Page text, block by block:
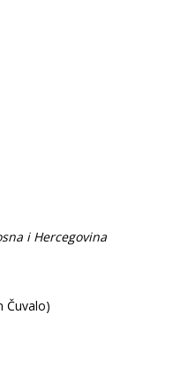
i Hercegovina
Čuvalo)